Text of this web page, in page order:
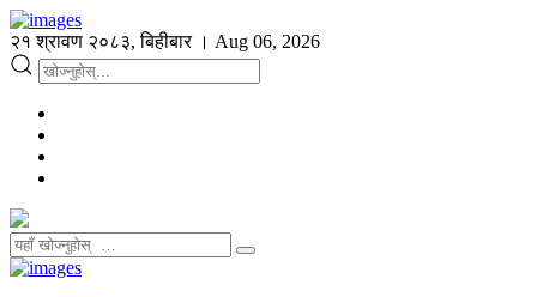
२१ श्रावण २०८३, बिहीबार । Aug 06, 2026